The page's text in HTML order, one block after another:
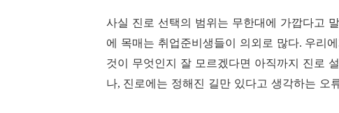
사실 진로 선택의 범위는 무한대에 가깝다고
에 목매는 취업준비생들이 의외로 많다. 우리
것이 무엇인지 잘 모르겠다면 아직까지 진로
나, 진로에는 정해진 길만 있다고 생각하는 오